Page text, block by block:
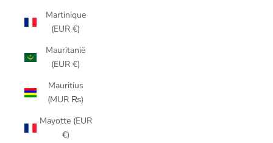
Martinique
(EUR €)
Mauritanië
(EUR €)
Mauritius
(MUR ₨)
Mayotte (EUR
€)